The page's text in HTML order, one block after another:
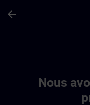
arrow_back
Nous